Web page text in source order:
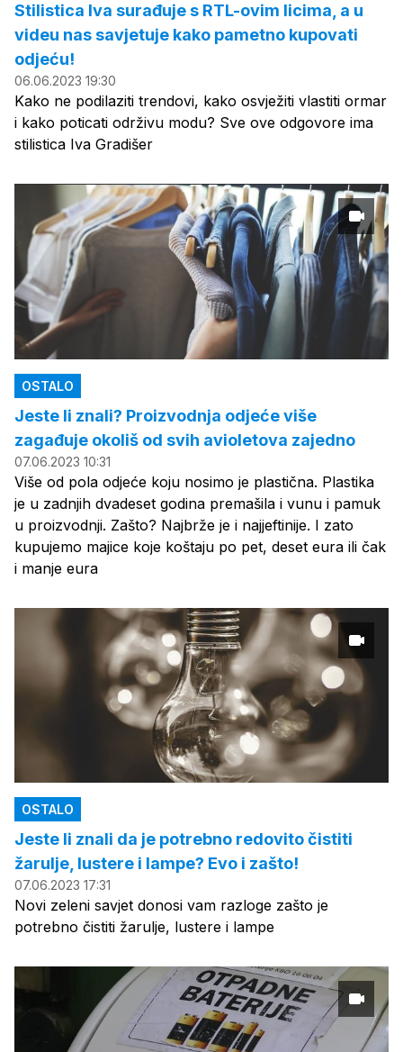
Stilistica Iva surađuje s RTL-ovim licima, a u
videu nas savjetuje kako pametno kupovati
odjeću!
06.06.2023 19:30
Kako ne podilaziti trendovi, kako osvježiti vlastiti ormar
i kako poticati održivu modu? Sve ove odgovore ima
stilistica Iva Gradišer
OSTALO
Jeste li znali? Proizvodnja odjeće više
zagađuje okoliš od svih avioletova zajedno
07.06.2023 10:31
Više od pola odjeće koju nosimo je plastična. Plastika
je u zadnjih dvadeset godina premašila i vunu i pamuk
u proizvodnji. Zašto? Najbrže je i najjeftinije. I zato
kupujemo majice koje koštaju po pet, deset eura ili čak
i manje eura
OSTALO
Jeste li znali da je potrebno redovito čistiti
žarulje, lustere i lampe? Evo i zašto!
07.06.2023 17:31
Novi zeleni savjet donosi vam razloge zašto je
potrebno čistiti žarulje, lustere i lampe